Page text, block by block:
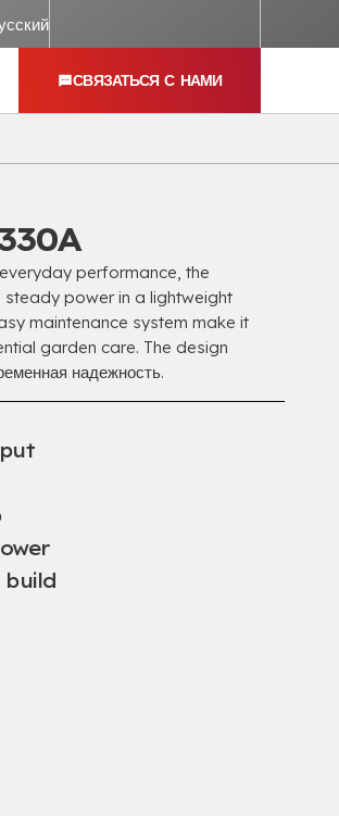
СВЯЗАТЬСЯ С НАМИ
performance,the
steady power in a lightweight
maintenance system make it
garden care. The design
надежность.
build